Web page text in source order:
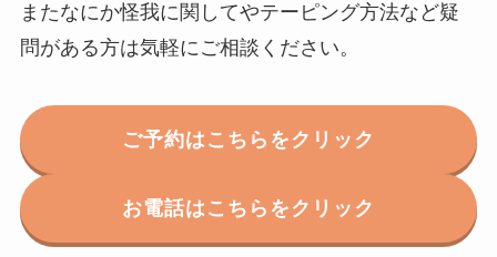
またなにか怪我に関してやテーピング方法など疑
問がある方は気軽にご相談ください。
ご予約はこちらをクリック
お電話はこちらをクリック